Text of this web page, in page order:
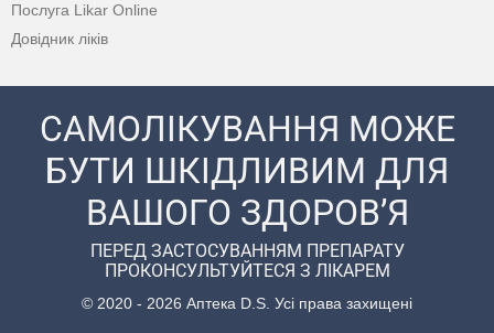
Послуга Likar Online
Довідник ліків
САМОЛІКУВАННЯ МОЖЕ
БУТИ ШКІДЛИВИМ ДЛЯ
ВАШОГО ЗДОРОВ’Я
ПЕРЕД ЗАСТОСУВАННЯМ ПРЕПАРАТУ
ПРОКОНСУЛЬТУЙТЕСЯ З ЛІКАРЕМ
© 2020 - 2026 Аптека D.S. Усі права захищені